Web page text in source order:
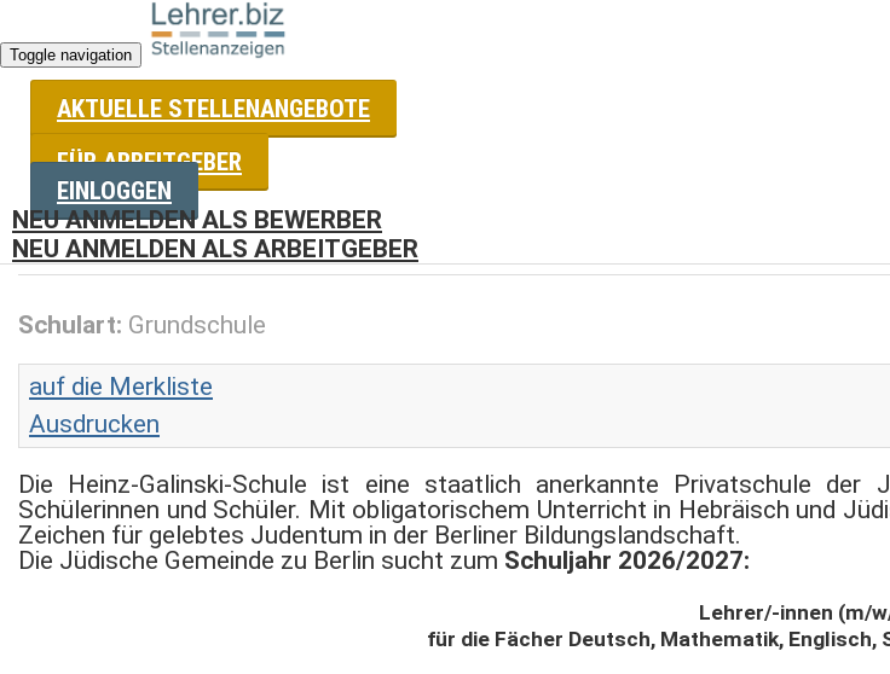
Toggle navigation
AKTUELLE STELLENANGEBOTE
FÜR ARBEITGEBER
EINLOGGEN
NEU ANMELDEN ALS BEWERBER
NEU ANMELDEN ALS ARBEITGEBER
Stellenangebote für Lehrer
Lehrkraft (m/w/d) für Deutsch, Mathematik, Englisch, Sachunterricht, Nawi
Schulart: Grundschule
auf die Merkliste
Ausdrucken
Die Heinz-Galinski-Schule ist eine staatlich anerkannte Privatschule der
Schülerinnen und Schüler. Mit obligatorischem Unterricht in Hebräisch und
Zeichen für gelebtes Judentum in der Berliner Bildungslandschaft.
Die Jüdische Gemeinde zu Berlin sucht zum Schuljahr 2026/2027:
Lehrer/-innen (m/
für die Fächer Deutsch, Mathematik, Englisch,